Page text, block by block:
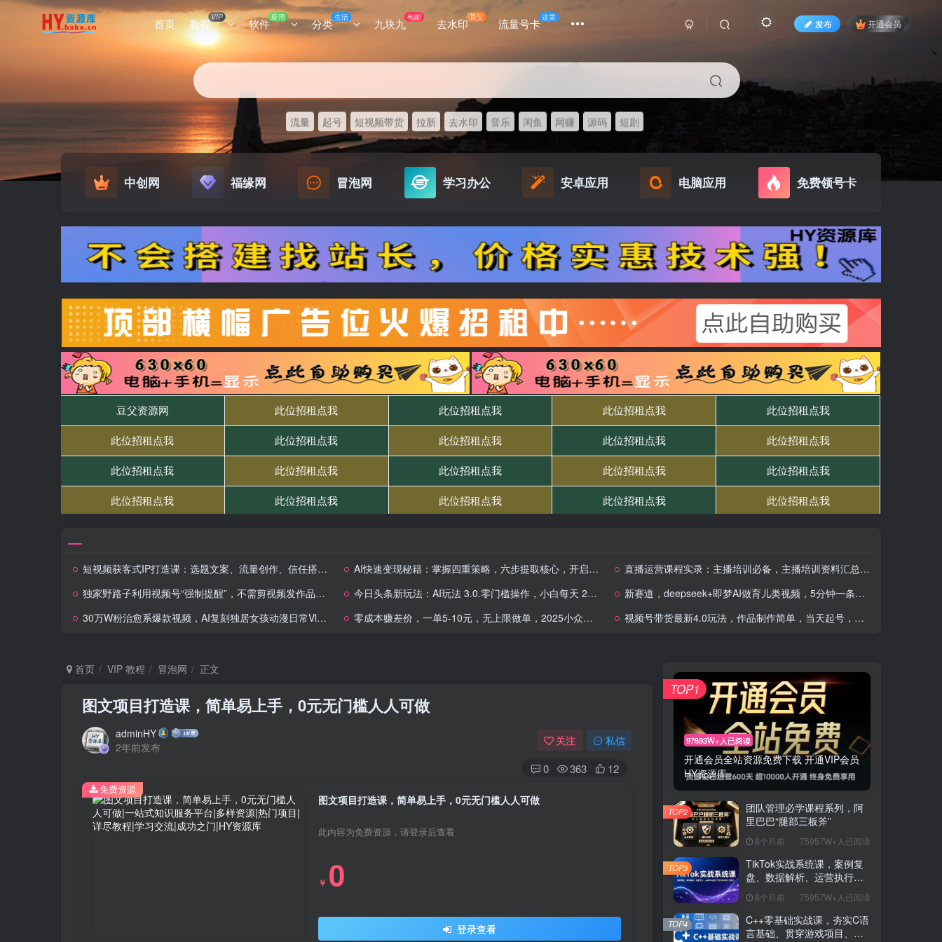
首页 教程VIP 软件 应用 分类生活 九块九包邮 去水印豆父 流量号卡这里
发布 开通会员
流量 起号 短视频带货 拉新 去水印 音乐 闲鱼 网赚 源码 短剧
中创网 福缘网 冒泡网 学习办公 安卓应用 电脑应用 免费领号卡
短视频获客式IP打造课：选题文案、流量创作、信任搭建，精准获客变现 AI快速变现秘籍：掌握四重策略，六步提取核心，开启书变课之旅
直播运营课程实录：主播培训必备，主播培训资料汇总，录音+图片
独家野路子利用视频号“强制提醒”，不需剪视频发作品，无脑操作就进流量，单日引流100+创业粉
今日头条新玩法：AI玩法 3.0.零门槛操作，小白每天 2 小时照做就能日入3张 + 的实测变现技巧
新赛道，deepseek+即梦AI做育儿类视频，5分钟一条，单日轻松变现多张
30万W粉治愈系爆款视频，AI复刻独居女孩动漫日常Vlog，4步做出温暖百W人的视频
零成本赚差价，一单5-10元，无上限做单，2025小众赛道，跟上执行轻松赚米 视频号带货最新4.0玩法，作品制作简单，当天起号，复制粘贴，轻松矩阵…
首页 VIP 教程 冒泡网 正文
图文项目打造课，简单易上手，0元无门槛人人可做
adminHY
2年前发布
关注 私信
0 363 12
图文项目打造课，简单易上手，0元无门槛人人可做
此内容为免费资源，请登录后查看
￥ 0
登录查看
免费资源
97693W+人已阅读
开通会员全站资源免费下载 开通VIP会员
HY资源库
TOP1
团队管理必学课程系列，阿
里巴巴“腿部三板斧”
8个月前 75957W+人已阅读
TOP2
TikTok实战系统课，案例复
盘、数据解析、运营执行，
（更新）
8个月前 75957W+人已阅读
TOP3
C++零基础实战课，夯实C语
言基础、贯穿游戏项目、掌
TOP4